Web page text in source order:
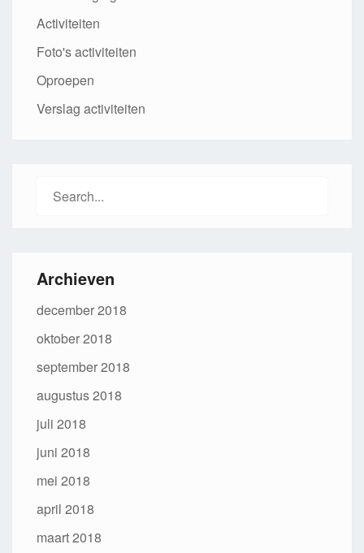
Activiteiten
Foto's activiteiten
Oproepen
Verslag activiteiten
Search
Archieven
december 2018
oktober 2018
september 2018
augustus 2018
juli 2018
juni 2018
mei 2018
april 2018
maart 2018